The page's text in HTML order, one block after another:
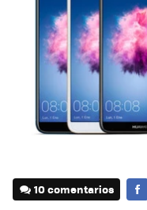
10 comentarios